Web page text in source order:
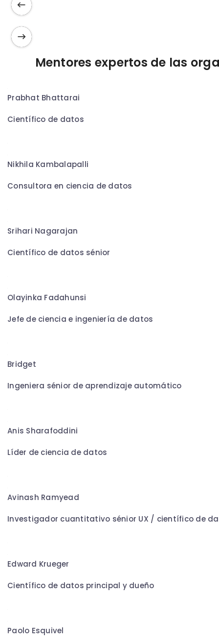
Mentores expertos de las
Prabhat Bhattarai
Científico de datos
Nikhila Kambalapalli
Consultora en ciencia de datos
Srihari Nagarajan
Científico de datos sénior
Olayinka Fadahunsi
Jefe de ciencia e ingeniería de datos
Bridget
Ingeniera sénior de aprendizaje automático
Anis Sharafoddini
Líder de ciencia de datos
Avinash Ramyead
Investigador cuantitativo sénior UX / científico de
Edward Krueger
Científico de datos principal y dueño
Paolo Esquivel